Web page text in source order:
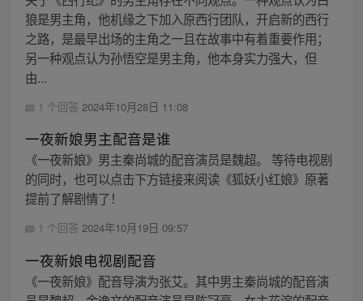
狼是男主角，他机缘之下加入原西行团队，开启新的西行
之路，是最早出场的主角之一且在故事中有着重要作用；
另一种观点认为孙悟空是男主角，他本身实力强大，但
由...
1 个回答 2024年10月28日 11:08
一夜新娘男主配音是谁
《一夜新娘》男主秦尚城的配音演员是魏超。 等待电视剧
的同时，也可以点击下方链接来阅读《狐妖小红娘》原著
提前了解剧情了！
1 个回答 2024年10月19日 09:57
一夜新娘电视剧配音
《一夜新娘》配音导演为张艾。其中男主秦尚城的配音演